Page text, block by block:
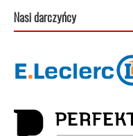
Nasi darczyńcy